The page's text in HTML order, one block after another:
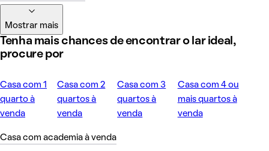
Mostrar mais
Tenha mais chances de encontrar o lar ideal,
procure por
Casa com 1
quarto à
venda
Casa com 2
quartos à
venda
Casa com 3
quartos à
venda
Casa com 4 ou
mais quartos à
venda
Casa com academia à venda